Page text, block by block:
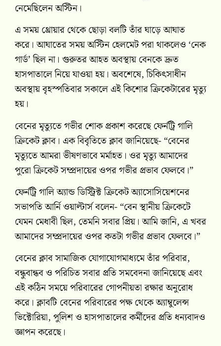
নেমেছিলেন অস্টিন।
এ সময় থ্রোয়ার থেকে ছোড়া বলটি তাঁর ঘাড়ে আঘাত
করে। আঘাতের সময় অস্টিন হেলমেট পরা থাকলেও ‘নেক
গার্ড’ ছিল না। গুরুতর আহত অবস্থায় বেনকে দ্রুত
হাসপাতালে নিয়ে যাওয়া হয়। অবশেষে, চিকিৎসাধীন
অবস্থায় বৃহস্পতিবার সকালে এই কিশোর ক্রিকেটারের মৃত্যু
হয়।
বেনের মৃত্যুতে গভীর শোক প্রকাশ করেছে ফের্নট্রি গালি
ক্রিকেট ক্লাব। এক বিবৃতিতে ক্লাব জানিয়েছে- “বেনের
মৃত্যুতে আমরা ভীষণভাবে মর্মাহত। ওর মৃত্যু আমাদের
পুরো ক্রিকেট সম্প্রদায়ের ওপর গভীর প্রভাব ফেলবে।”
ফের্নট্রি গালি অ্যান্ড ডিস্ট্রিক্ট ক্রিকেট অ্যাসোসিয়েশনের
সভাপতি আর্নি ওয়াল্টার্স বলেন- “বেন স্থানীয় ক্রিকেটে
যেমন মেধাবী ছিল, তেমনি সবার প্রিয়। আমি জানি, এ খবর
আমাদের সম্প্রদায়ের ওপর কতটা গভীর প্রভাব ফেলবে।”
বেনের ক্লাব সামাজিক যোগাযোগমাধ্যমে তাঁর পরিবার,
বন্ধুবান্ধব ও পরিচিত সবার প্রতি সমবেদনা জানিয়েছে এবং
এই কঠিন সময়ে পরিবারের গোপনীয়তা রক্ষার অনুরোধ
করে। ক্লাবটি বেনের পরিবারের পক্ষ থেকে অ্যাম্বুলেন্স
ভিক্টোরিয়া, পুলিশ ও হাসপাতালের কর্মীদের প্রতি ধন্যবাদও
জ্ঞাপন করেছে।